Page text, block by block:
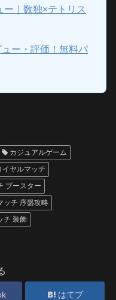
ー｜数独×テトリス
ュー・評価！無料パ
カジュアルゲーム
イヤルマッチ
ブースター
ッチ 序盤攻略
チ 装飾
はてブ